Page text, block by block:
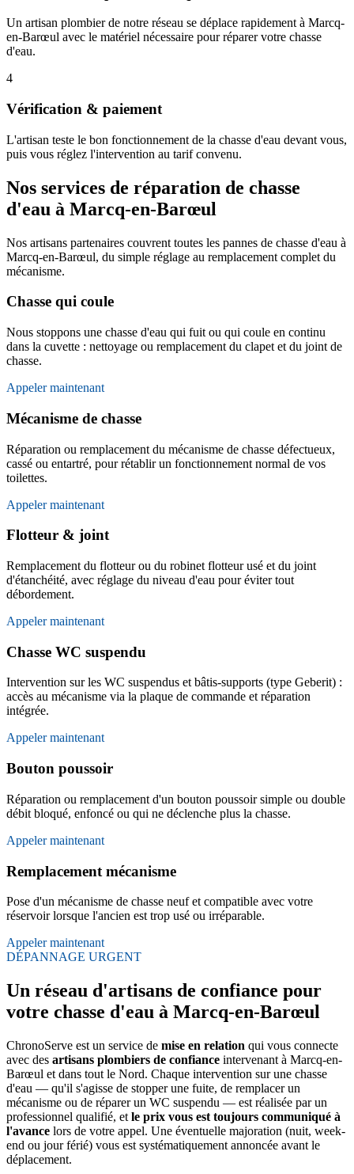
Un artisan plombier de notre réseau se déplace rapidement à Marcq-
en-Barœul avec le matériel nécessaire pour réparer votre chasse
d'eau.
4
Vérification & paiement
L'artisan teste le bon fonctionnement de la chasse d'eau devant vous,
puis vous réglez l'intervention au tarif convenu.
Nos services de réparation de chasse
d'eau à Marcq-en-Barœul
Nos artisans partenaires couvrent toutes les pannes de chasse d'eau à
Marcq-en-Barœul, du simple réglage au remplacement complet du
mécanisme.
Chasse qui coule
Nous stoppons une chasse d'eau qui fuit ou qui coule en continu
dans la cuvette : nettoyage ou remplacement du clapet et du joint de
chasse.
Appeler maintenant
Mécanisme de chasse
Réparation ou remplacement du mécanisme de chasse défectueux,
cassé ou entartré, pour rétablir un fonctionnement normal de vos
toilettes.
Appeler maintenant
Flotteur & joint
Remplacement du flotteur ou du robinet flotteur usé et du joint
d'étanchéité, avec réglage du niveau d'eau pour éviter tout
débordement.
Appeler maintenant
Chasse WC suspendu
Intervention sur les WC suspendus et bâtis-supports (type Geberit) :
accès au mécanisme via la plaque de commande et réparation
intégrée.
Appeler maintenant
Bouton poussoir
Réparation ou remplacement d'un bouton poussoir simple ou double
débit bloqué, enfoncé ou qui ne déclenche plus la chasse.
Appeler maintenant
Remplacement mécanisme
Pose d'un mécanisme de chasse neuf et compatible avec votre
réservoir lorsque l'ancien est trop usé ou irréparable.
Appeler maintenant
DÉPANNAGE URGENT
Un réseau d'artisans de confiance pour
votre chasse d'eau à Marcq-en-Barœul
ChronoServe est un service de mise en relation qui vous connecte
avec des artisans plombiers de confiance intervenant à Marcq-en-
Barœul et dans tout le Nord. Chaque intervention sur une chasse
d'eau — qu'il s'agisse de stopper une fuite, de remplacer un
mécanisme ou de réparer un WC suspendu — est réalisée par un
professionnel qualifié, et le prix vous est toujours communiqué à
l'avance lors de votre appel. Une éventuelle majoration (nuit, week-
end ou jour férié) vous est systématiquement annoncée avant le
déplacement.